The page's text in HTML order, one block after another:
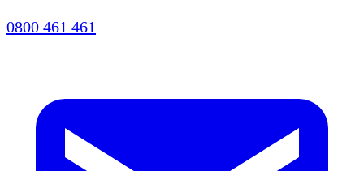
0800 461 461